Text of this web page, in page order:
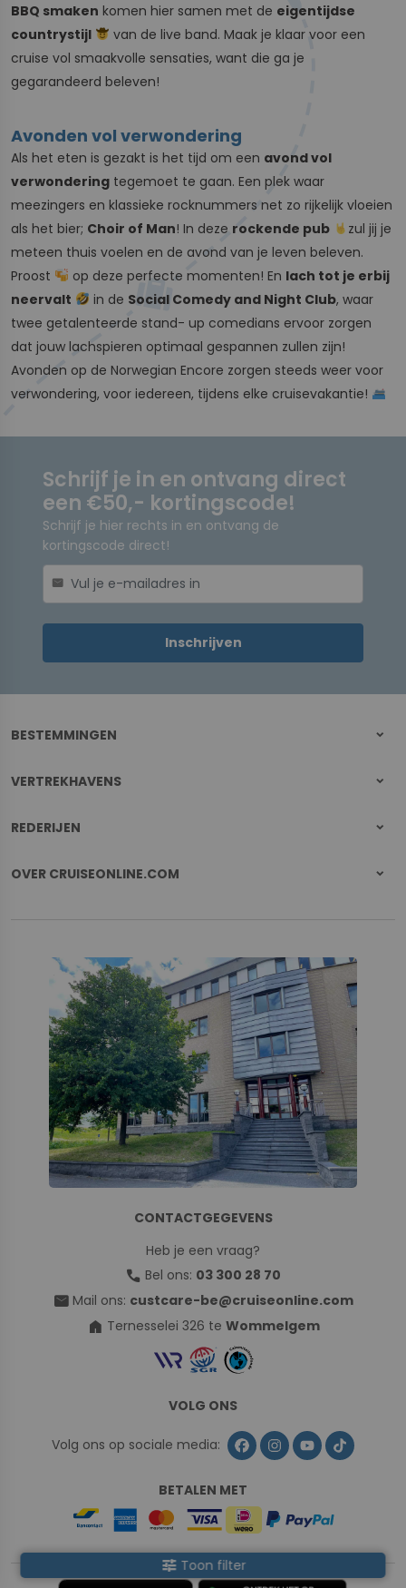
tune Toon filter
BBQ smaken komen hier samen met de eigentijdse
countrystijl
van de live band. Maak je klaar voor een
cruise vol smaakvolle sensaties, want die ga je
gegarandeerd beleven!
Avonden vol verwondering
Als het eten is gezakt is het tijd om een avond vol
verwondering tegemoet te gaan. Een plek waar
meezingers en klassieke rocknummers net zo rijkelijk vloeien
als het bier; Choir of Man! In deze rockende pub
zul jij je
meteen thuis voelen en de avond van je leven beleven.
Proost
op deze perfecte momenten! En lach tot je erbij
neervalt
in de Social Comedy and Night Club, waar
twee getalenteerde stand- up comedians ervoor zorgen
dat jouw lachspieren optimaal gespannen zullen zijn!
Avonden op de Norwegian Encore zorgen steeds weer voor
verwondering, voor iedereen, tijdens elke cruisevakantie!
Schrijf je in en ontvang direct
een €50,- kortingscode!
Schrijf je hier rechts in en ontvang de
kortingscode direct!
mail
Inschrijven
BESTEMMINGEN
VERTREKHAVENS
REDERIJEN
OVER CRUISEONLINE.COM
CONTACTGEGEVENS
Heb je een vraag?
call Bel ons: 03 300 28 70
mail Mail ons: custcare-be@cruiseonline.com
home Ternesselei 326 te Wommelgem
VOLG ONS
Volg ons op sociale media:
BETALEN MET